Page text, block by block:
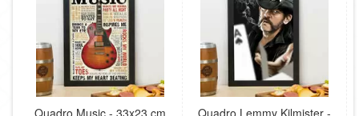
Quadro Music - 33x23 cm
Quadro Lemmy Kilmister -